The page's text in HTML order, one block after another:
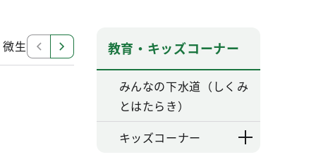
微生物のしゅるい 微生物の大きさ比べ
教育・キッズコーナー
みんなの下水道（しくみ
とはたらき）
キッズコーナー